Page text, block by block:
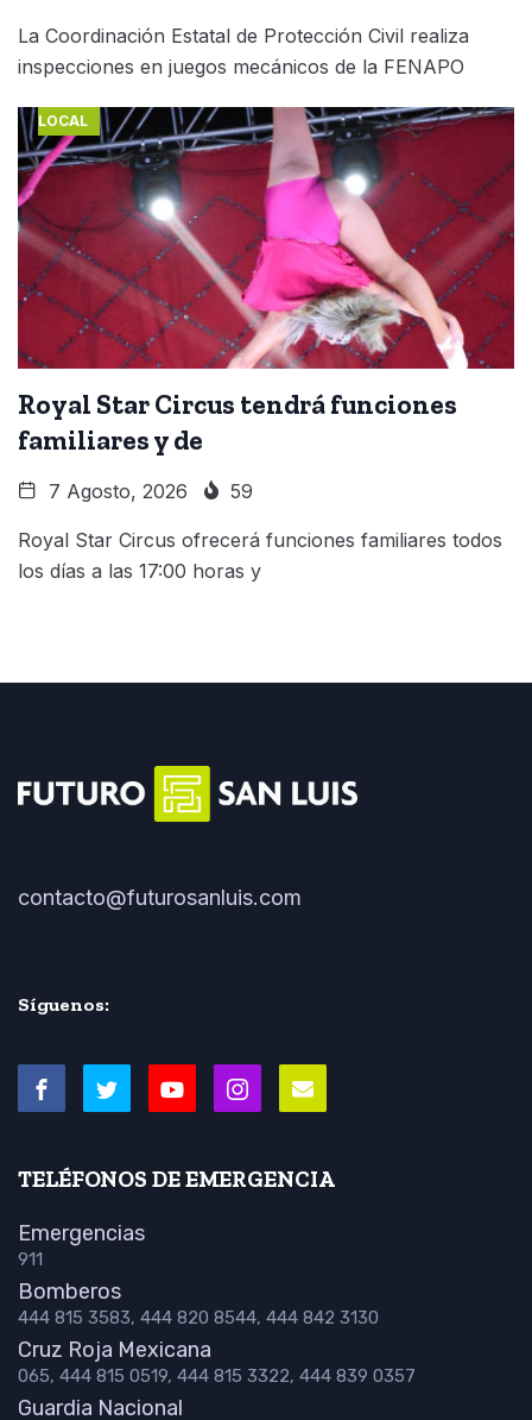
La Coordinación Estatal de Protección Civil realiza
inspecciones en juegos mecánicos de la FENAPO
LOCAL
Royal Star Circus tendrá funciones
familiares y de
7 Agosto, 2026 59
Royal Star Circus ofrecerá funciones familiares todos
los días a las 17:00 horas y
contacto@futurosanluis.com
Síguenos:
TELÉFONOS DE EMERGENCIA
Emergencias
911
Bomberos
444 815 3583, 444 820 8544, 444 842 3130
Cruz Roja Mexicana
065, 444 815 0519, 444 815 3322, 444 839 0357
Guardia Nacional